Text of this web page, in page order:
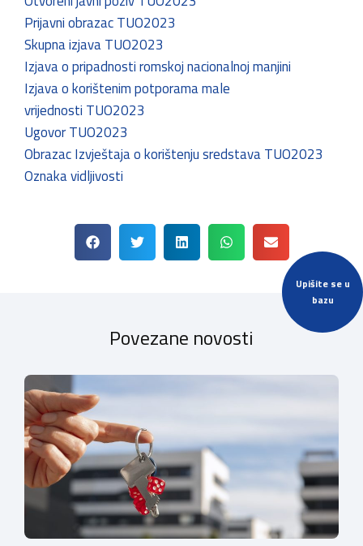
Upišite se u
bazu
Prijavni obrazac TUO2023
Skupna izjava TUO2023
Izjava o pripadnosti romskoj nacionalnoj manjini
Izjava o korištenim potporama male
vrijednosti TUO2023
Ugovor TUO2023
Obrazac Izvještaja o korištenju sredstava TUO2023
Oznaka vidljivosti
Povezane novosti